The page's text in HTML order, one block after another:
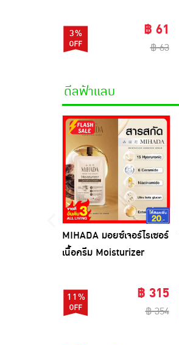
3% ฿ 61
฿ 63
ดีลฟ้าแลบ
MIHADA มอยซ์เจอร์ไรเซอร์
เนื้อครีม Moisturizer
(แพ็ก 6 ชิ้น)
11% ฿ 315
฿ 354